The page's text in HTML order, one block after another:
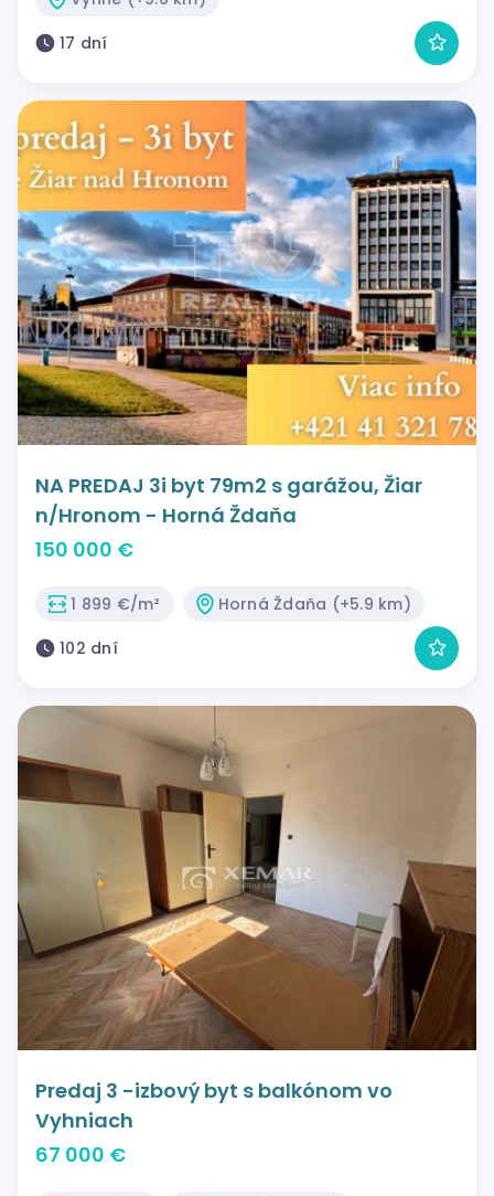
17 dní
NA PREDAJ 3i byt 79m2 s garážou, Žiar
n/Hronom - Horná Ždaňa
150 000 €
1 899 €/m²
Horná Ždaňa (+5.9 km)
102 dní
Predaj 3 -izbový byt s balkónom vo
Vyhniach
67 000 €